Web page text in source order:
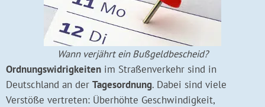
Wann verjährt ein Bußgeldbescheid?
Ordnungswidrigkeiten im Straßenverkehr sind in
Deutschland an der Tagesordnung. Dabei sind viele
Verstöße vertreten: Überhöhte Geschwindigkeit,